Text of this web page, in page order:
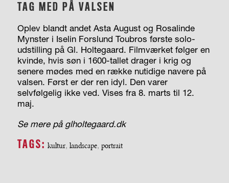
TAG MED PÅ VALSEN
Oplev blandt andet Asta August og Rosalinde
Mynster i Iselin Forslund Toubros første solo-
udstilling på Gl. Holtegaard. Filmværket følger en
kvinde, hvis søn i 1600-tallet drager i krig og
senere mødes med en række nutidige navere på
valsen. Først er der ren idyl. Den varer
selvfølgelig ikke ved. Vises fra 8. marts til 12.
maj.
Se mere på glholtegaard.dk
TAGS: kultur, landscape, portrait